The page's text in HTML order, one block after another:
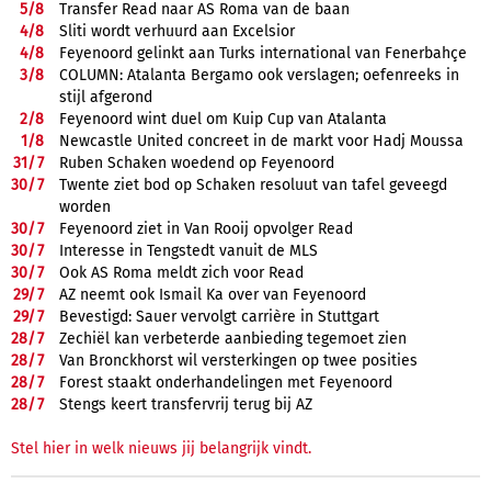
5/8
Transfer Read naar AS Roma van de baan
4/8
Sliti wordt verhuurd aan Excelsior
4/8
Feyenoord gelinkt aan Turks international van Fenerbahçe
3/8
COLUMN: Atalanta Bergamo ook verslagen; oefenreeks in
stijl afgerond
2/8
Feyenoord wint duel om Kuip Cup van Atalanta
1/8
Newcastle United concreet in de markt voor Hadj Moussa
31/7
Ruben Schaken woedend op Feyenoord
30/7
Twente ziet bod op Schaken resoluut van tafel geveegd
worden
30/7
Feyenoord ziet in Van Rooij opvolger Read
30/7
Interesse in Tengstedt vanuit de MLS
30/7
Ook AS Roma meldt zich voor Read
29/7
AZ neemt ook Ismail Ka over van Feyenoord
29/7
Bevestigd: Sauer vervolgt carrière in Stuttgart
28/7
Zechiël kan verbeterde aanbieding tegemoet zien
28/7
Van Bronckhorst wil versterkingen op twee posities
28/7
Forest staakt onderhandelingen met Feyenoord
28/7 Stengs keert transfervrij terug bij AZ
Stel hier in welk nieuws jij belangrijk vindt.